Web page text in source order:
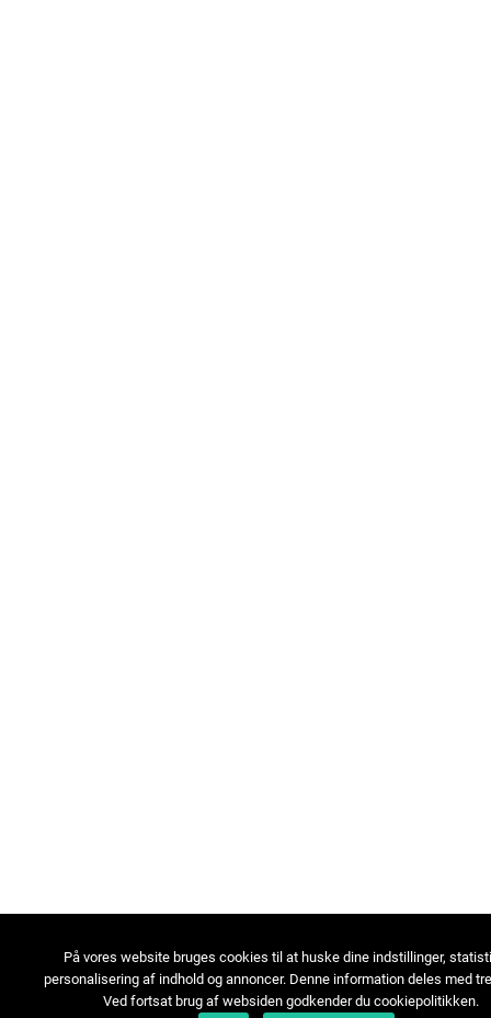
På vores website bruges cookies til at huske dine indstillinger,
personalisering af indhold og annoncer. Denne information deles med
Ved fortsat brug af websiden godkender du cookiepolitikken.